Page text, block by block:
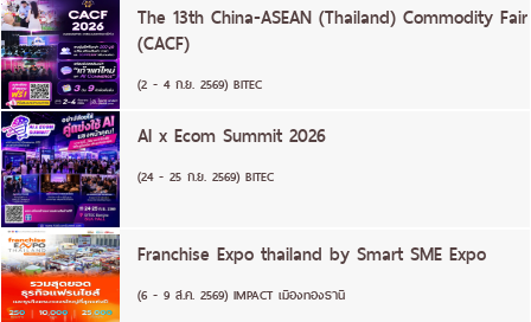
The 13th China-ASEAN (Thailand) Commodity Fair
(CACF)
(2 - 4 ก.ย. 2569) BITEC
AI x Ecom Summit 2026
(24 - 25 ก.ย. 2569) BITEC
Franchise Expo thailand by Smart SME Expo
(6 - 9 ส.ค. 2569) IMPACT เมืองทองธานี